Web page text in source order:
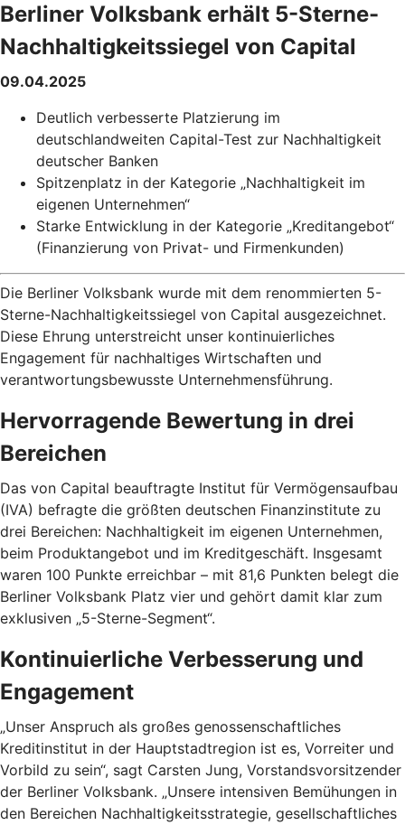
Berliner Volksbank erhält 5-Sterne-
Nachhaltigkeitssiegel von Capital
09.04.2025
Deutlich verbesserte Platzierung im
deutschlandweiten Capital-Test zur Nachhaltigkeit
deutscher Banken
Spitzenplatz in der Kategorie „Nachhaltigkeit im
eigenen Unternehmen“
Starke Entwicklung in der Kategorie „Kreditangebot“
(Finanzierung von Privat- und Firmenkunden)
Die Berliner Volksbank wurde mit dem renommierten 5-
Sterne-Nachhaltigkeitssiegel von Capital ausgezeichnet.
Diese Ehrung unterstreicht unser kontinuierliches
Engagement für nachhaltiges Wirtschaften und
verantwortungsbewusste Unternehmensführung.
Hervorragende Bewertung in drei
Bereichen
Das von Capital beauftragte Institut für Vermögensaufbau
(IVA) befragte die größten deutschen Finanzinstitute zu
drei Bereichen: Nachhaltigkeit im eigenen Unternehmen,
beim Produktangebot und im Kreditgeschäft. Insgesamt
waren 100 Punkte erreichbar – mit 81,6 Punkten belegt die
Berliner Volksbank Platz vier und gehört damit klar zum
exklusiven „5-Sterne-Segment“.
Kontinuierliche Verbesserung und
Engagement
„Unser Anspruch als großes genossenschaftliches
Kreditinstitut in der Hauptstadtregion ist es, Vorreiter und
Vorbild zu sein“, sagt Carsten Jung, Vorstandsvorsitzender
der Berliner Volksbank. „Unsere intensiven Bemühungen in
den Bereichen Nachhaltigkeitsstrategie, gesellschaftliches